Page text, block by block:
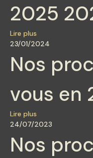
2025
Lire plus
23/01/2024
Nos
vous en
Lire plus
24/07/2023
Nos